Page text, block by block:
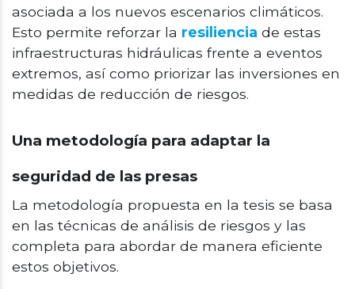
asociada a los nuevos escenarios climáticos.
Esto permite reforzar la resiliencia de estas
infraestructuras hidráulicas frente a eventos
extremos, así como priorizar las inversiones en
medidas de reducción de riesgos.
Una metodología para adaptar la
seguridad de las presas
La metodología propuesta en la tesis se basa
en las técnicas de análisis de riesgos y las
completa para abordar de manera eficiente
estos objetivos.